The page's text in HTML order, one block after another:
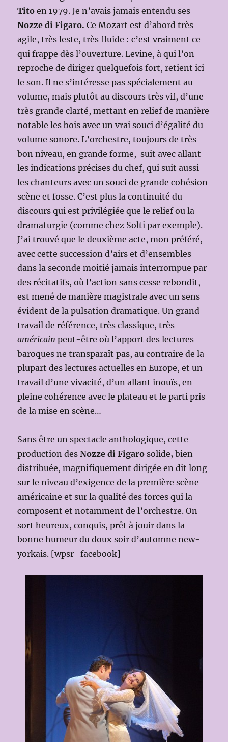
Titoen 1979. Je n’avais jamais entendu ses
Nozze di Figaro.Ce Mozart est d’abord très
agile, très leste, très fluide : c’est vraiment ce
qui frappe dès l’ouverture. Levine, à qui l’on
reproche de diriger quelquefois fort, retient ici
le son. Il ne s’intéresse pas spécialement au
volume, mais plutôt au discours très vif, d’une
très grande clarté, mettant en relief de manière
notable les bois avec un vrai souci d’égalité du
volume sonore. L’orchestre, toujours de très
bon niveau, en grande forme, suit avec allant
les indications précises du chef, qui suit aussi
les chanteurs avec un souci de grande cohésion
scène et fosse. C’est plus la continuité du
discours qui est privilégiée que le relief ou la
dramaturgie (comme chez Solti par exemple).
J’ai trouvé que le deuxième acte, mon préféré,
avec cette succession d’airs et d’ensembles
dans la seconde moitié jamais interrompue par
des récitatifs, où l’action sans cesse rebondit,
est mené de manière magistrale avec un sens
évident de la pulsation dramatique. Un grand
travail de référence, très classique, très
américain peut-être où l’apport des lectures
baroques ne transparaît pas, au contraire de la
plupart des lectures actuelles en Europe, et un
travail d’une vivacité, d’un allant inouïs, en
pleine cohérence avec le plateau et le parti pris
de la mise en scène…
Sans être un spectacle anthologique, cette
production desNozze di Figarosolide,bien
distribuée, magnifiquement dirigée en dit long
sur le niveau d’exigence de la première scène
américaine et sur la qualité des forces qui la
composent et notamment de l’orchestre. On
sort heureux, conquis, prêt à jouir dans la
bonne humeur du doux soir d’automne new-
yorkais. [wpsr_facebook]